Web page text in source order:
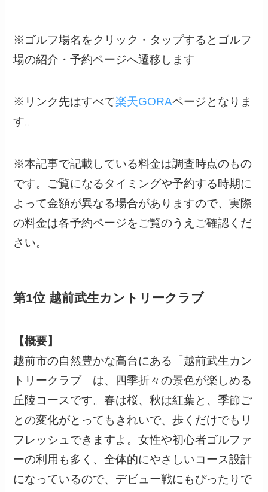
※ゴルフ場名をクリック・タップするとゴルフ
場の紹介・予約ページへ遷移します
※リンク先はすべて楽天GORAページとなりま
す。
※本記事で記載している料金は調査時点のもの
です。ご覧になるタイミングや予約する時期に
よって金額が異なる場合がありますので、実際
の料金は各予約ページをご覧のうえご確認くだ
さい。
第1位 越前武生カントリークラブ
【概要】
越前市の自然豊かな高台にある「越前武生カン
トリークラブ」は、四季折々の景色が楽しめる
丘陵コースです。春は桜、秋は紅葉と、季節ご
との変化がとってもきれいで、歩くだけでもリ
フレッシュできますよ。女性や初心者ゴルファ
ーの利用も多く、全体的にやさしいコース設計
になっているので、デビュー戦にもぴったりで